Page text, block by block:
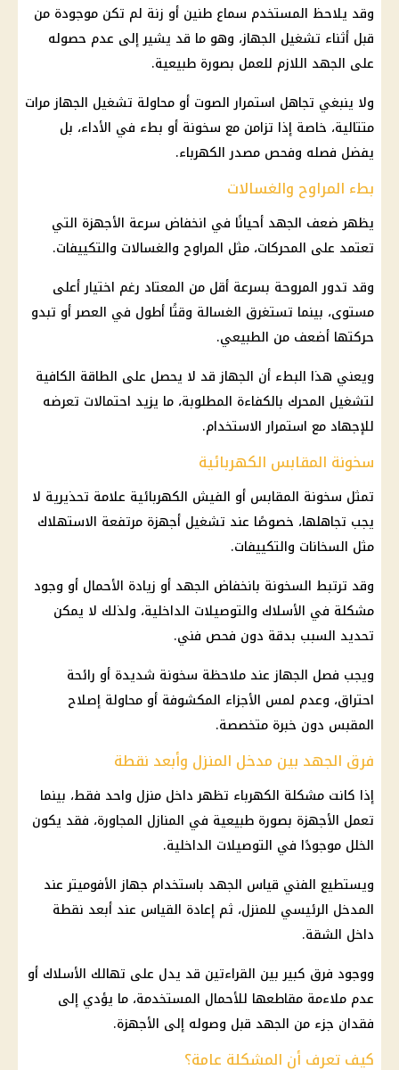
وقد يلاحظ المستخدم سماع طنين أو زنة لم تكن موجودة من
قبل أثناء تشغيل الجهاز، وهو ما قد يشير إلى عدم حصوله
على الجهد اللازم للعمل بصورة طبيعية.
ولا ينبغي تجاهل استمرار الصوت أو محاولة تشغيل الجهاز مرات
متتالية، خاصة إذا تزامن مع سخونة أو بطء في الأداء، بل
يفضل فصله وفحص مصدر الكهرباء.
بطء المراوح والغسالات
يظهر ضعف الجهد أحيانًا في انخفاض سرعة الأجهزة التي
تعتمد على المحركات، مثل المراوح والغسالات والتكييفات.
وقد تدور المروحة بسرعة أقل من المعتاد رغم اختيار أعلى
مستوى، بينما تستغرق الغسالة وقتًا أطول في العصر أو تبدو
حركتها أضعف من الطبيعي.
ويعني هذا البطء أن الجهاز قد لا يحصل على الطاقة الكافية
لتشغيل المحرك بالكفاءة المطلوبة، ما يزيد احتمالات تعرضه
للإجهاد مع استمرار الاستخدام.
سخونة المقابس الكهربائية
تمثل سخونة المقابس أو الفيش الكهربائية علامة تحذيرية لا
يجب تجاهلها، خصوصًا عند تشغيل أجهزة مرتفعة الاستهلاك
مثل السخانات والتكييفات.
وقد ترتبط السخونة بانخفاض الجهد أو زيادة الأحمال أو وجود
مشكلة في الأسلاك والتوصيلات الداخلية، ولذلك لا يمكن
تحديد السبب بدقة دون فحص فني.
ويجب فصل الجهاز عند ملاحظة سخونة شديدة أو رائحة
احتراق، وعدم لمس الأجزاء المكشوفة أو محاولة إصلاح
المقبس دون خبرة متخصصة.
فرق الجهد بين مدخل المنزل وأبعد نقطة
إذا كانت مشكلة الكهرباء تظهر داخل منزل واحد فقط، بينما
تعمل الأجهزة بصورة طبيعية في المنازل المجاورة، فقد يكون
الخلل موجودًا في التوصيلات الداخلية.
ويستطيع الفني قياس الجهد باستخدام جهاز الأفوميتر عند
المدخل الرئيسي للمنزل، ثم إعادة القياس عند أبعد نقطة
داخل الشقة.
ووجود فرق كبير بين القراءتين قد يدل على تهالك الأسلاك أو
عدم ملاءمة مقاطعها للأحمال المستخدمة، ما يؤدي إلى
فقدان جزء من الجهد قبل وصوله إلى الأجهزة.
كيف تعرف أن المشكلة عامة؟